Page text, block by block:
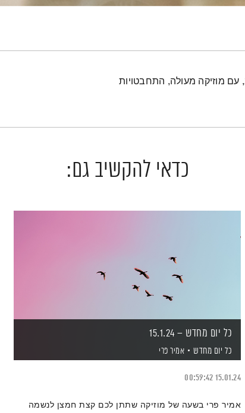
עם מוזיקה מעולה, התחבטויות
כדאי להקשיב גם:
כל יום מחדש – 15.1.24
כל יום מחדש אמיר פרי
15.01.24
00:59:42
אמיר פרי בשעה של מוזיקה שתתן לכם קצת חמצן לנשמה